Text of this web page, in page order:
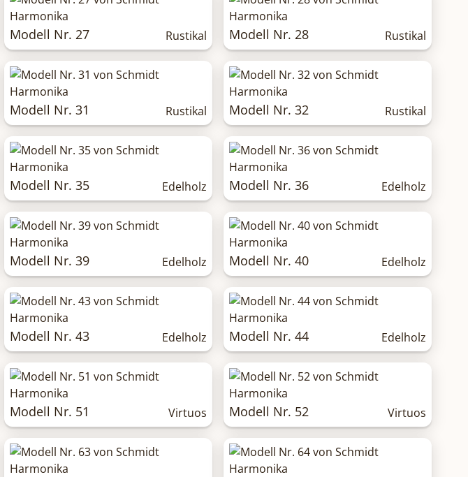
Modell Nr. 27 Rustikal Modell Nr. 28 Rustikal
Modell Nr. 31 Rustikal Modell Nr. 32 Rustikal
Modell Nr. 35 Edelholz Modell Nr. 36 Edelholz
Modell Nr. 39 Edelholz Modell Nr. 40 Edelholz
Modell Nr. 43 Edelholz Modell Nr. 44 Edelholz
Modell Nr. 51 Virtuos Modell Nr. 52 Virtuos